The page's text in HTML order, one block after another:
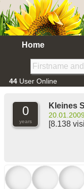
Home
44 User Online
0
years
Kleines
[8.138